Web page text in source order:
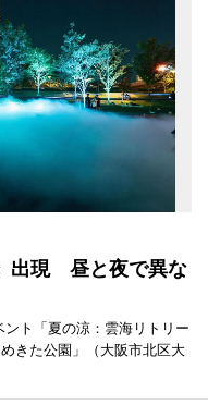
出現 昼と夜で異な
ト「夏の涼：雲海リトリー
きた公園」（大阪市北区大